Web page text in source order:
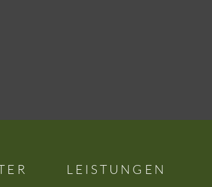
LEISTUNGEN